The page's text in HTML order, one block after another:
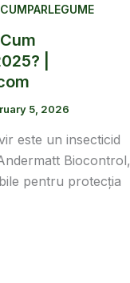
CUMPARLEGUME
|
5, 2026
este un insecticid
Biocontrol,
pentru protecția